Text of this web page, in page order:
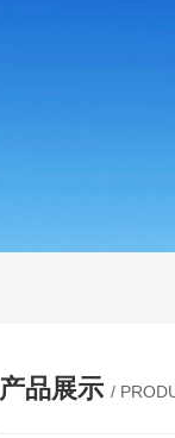
产品展示 /